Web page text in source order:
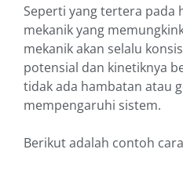
Seperti yang tertera pada
mekanik yang
mekanik akan selalu
potensial dan kinetiknya
tidak ada hambatan atau
mempengaruhi sistem.
Berikut adalah contoh